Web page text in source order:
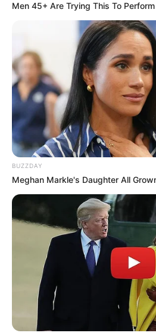
Men 45+ Are Trying This To
BUZZDAY
Meghan Markle's Daughter All